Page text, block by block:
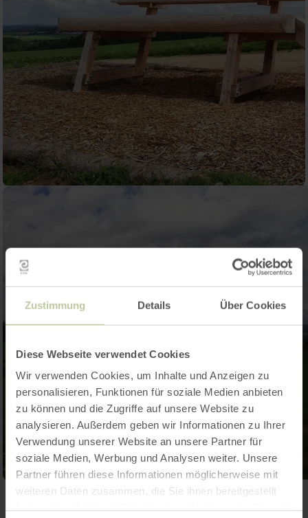
Zustimmung Details Über Cookies
Diese Webseite verwendet Cookies
Wir verwenden Cookies, um Inhalte und Anzeigen zu
personalisieren, Funktionen für soziale Medien anbieten
zu können und die Zugriffe auf unsere Website zu
analysieren. Außerdem geben wir Informationen zu Ihrer
Verwendung unserer Website an unsere Partner für
soziale Medien, Werbung und Analysen weiter. Unsere
Partner führen diese Informationen möglicherweise mit
weiteren Daten zusammen, die Sie ihnen bereitgestellt